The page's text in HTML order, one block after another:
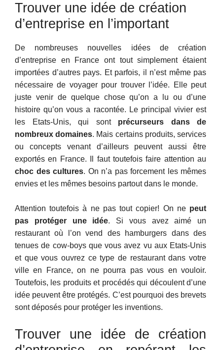
Trouver une idée de création
d’entreprise en l’important
De nombreuses nouvelles idées de création
d’entreprise en France ont tout simplement étaient
importées d’autres pays. Et parfois, il n’est même pas
nécessaire de voyager pour trouver l’idée. Elle peut
juste venir de quelque chose qu’on a lu ou d’une
histoire qu’on vous a racontée. Le principal vivier est
les Etats-Unis, qui sont précurseurs dans de
nombreux domaines. Mais certains produits, services
ou concepts venant d’ailleurs peuvent aussi être
exportés en France. Il faut toutefois faire attention au
choc des cultures. On n’a pas forcement les mêmes
envies et les mêmes besoins partout dans le monde.
Attention toutefois à ne pas tout copier! On ne peut
pas protéger une idée. Si vous avez aimé un
restaurant où l’on vend des hamburgers dans des
tenues de cow-boys que vous avez vu aux Etats-Unis
et que vous ouvrez ce type de restaurant dans votre
ville en France, on ne pourra pas vous en vouloir.
Toutefois, les produits et procédés qui découlent d’une
idée peuvent être protégés. C’est pourquoi des brevets
sont déposés pour protéger les inventions.
Trouver une idée de création